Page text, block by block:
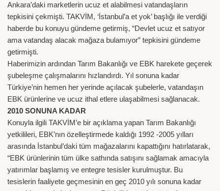
Ankara’daki marketlerin ucuz et alabilmesi vatandaşların
tepkisini çekmişti. TAKVİM, ‘İstanbul’a et yok’ başlığı ile verdiği
haberde bu konuyu gündeme getirmiş, “Devlet ucuz et satıyor
ama vatandaş alacak mağaza bulamıyor” tepkisini gündeme
getirmişti.
Haberimizin ardından Tarım Bakanlığı ve EBK harekete geçerek
şubeleşme çalışmalarını hızlandırdı. Yıl sonuna kadar
Türkiye’nin hemen her yerinde açılacak şubelerle, vatandaşın
EBK ürünlerine ve ucuz ithal etlere ulaşabilmesi sağlanacak.
2010 SONUNA KADAR
Konuyla ilgili TAKVİM’e bir açıklama yapan Tarım Bakanlığı
yetkilileri, EBK’nın özelleştirmede kaldığı 1992 -2005 yılları
arasında İstanbul’daki tüm mağazalarını kapattığını hatırlatarak,
“EBK ürünlerinin tüm ülke sathında satışını sağlamak amacıyla
yatırımlar başlamış ve entegre tesisler kurulmuştur. Bu
tesislerin faaliyete geçmesinin en geç 2010 yılı sonuna kadar